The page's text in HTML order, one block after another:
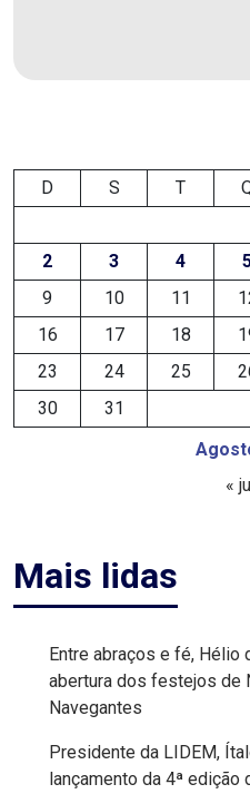
2026
EMANCIPAÇÃO
DE
CARNAUBAIS
EMANCIPAÇÃO
POLÍTICA
ENTREVISTA
ESPORTE
D S T
2
3 4
9
10 11
16
17 18
23
24 25
30
31
« jul
Mais lidas
Entre abraços e fé, Hélio
abertura dos festejos de
Navegantes
Presidente da LIDEM,
lançamento da 4ª edição